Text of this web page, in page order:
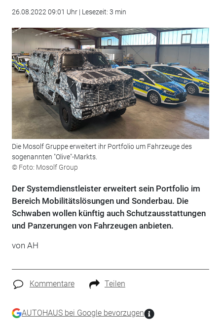
26.08.2022 09:01 Uhr | Lesezeit: 3 min
Die Mosolf Gruppe erweitert ihr Portfolio um Fahrzeuge des
sogenannten "Olive"-Markts.
© Foto: Mosolf Group
Der Systemdienstleister erweitert sein Portfolio im
Bereich Mobilitätslösungen und Sonderbau. Die
Schwaben wollen künftig auch Schutzausstattungen
und Panzerungen von Fahrzeugen anbieten.
von AH
Kommentare Teilen
AUTOHAUS bei Google bevorzugen